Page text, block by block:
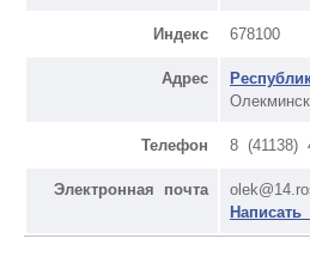
Индекс 678100
Адрес
Телефон 8 (41138)
Электронная почта